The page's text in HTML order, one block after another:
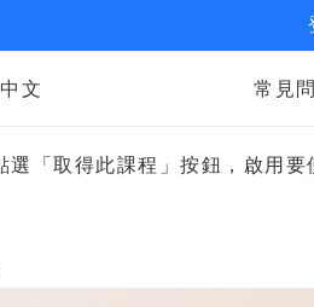
中文 常見
「取得此課程」按鈕，啟用要